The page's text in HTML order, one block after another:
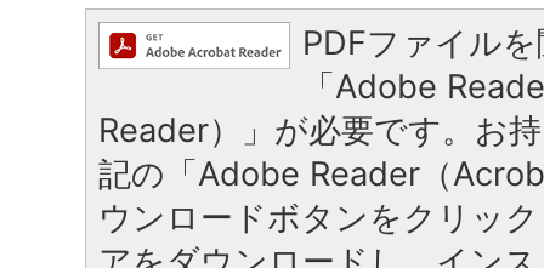
PDFファイル
「Adobe
Reader）」が必要です。お
記の「Adobe Reader（
ウンロードボタンをクリッ